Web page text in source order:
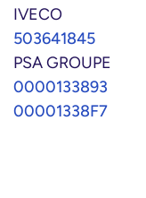
IVECO
503641845
PSA GROUPE
0000133893
00001338F7